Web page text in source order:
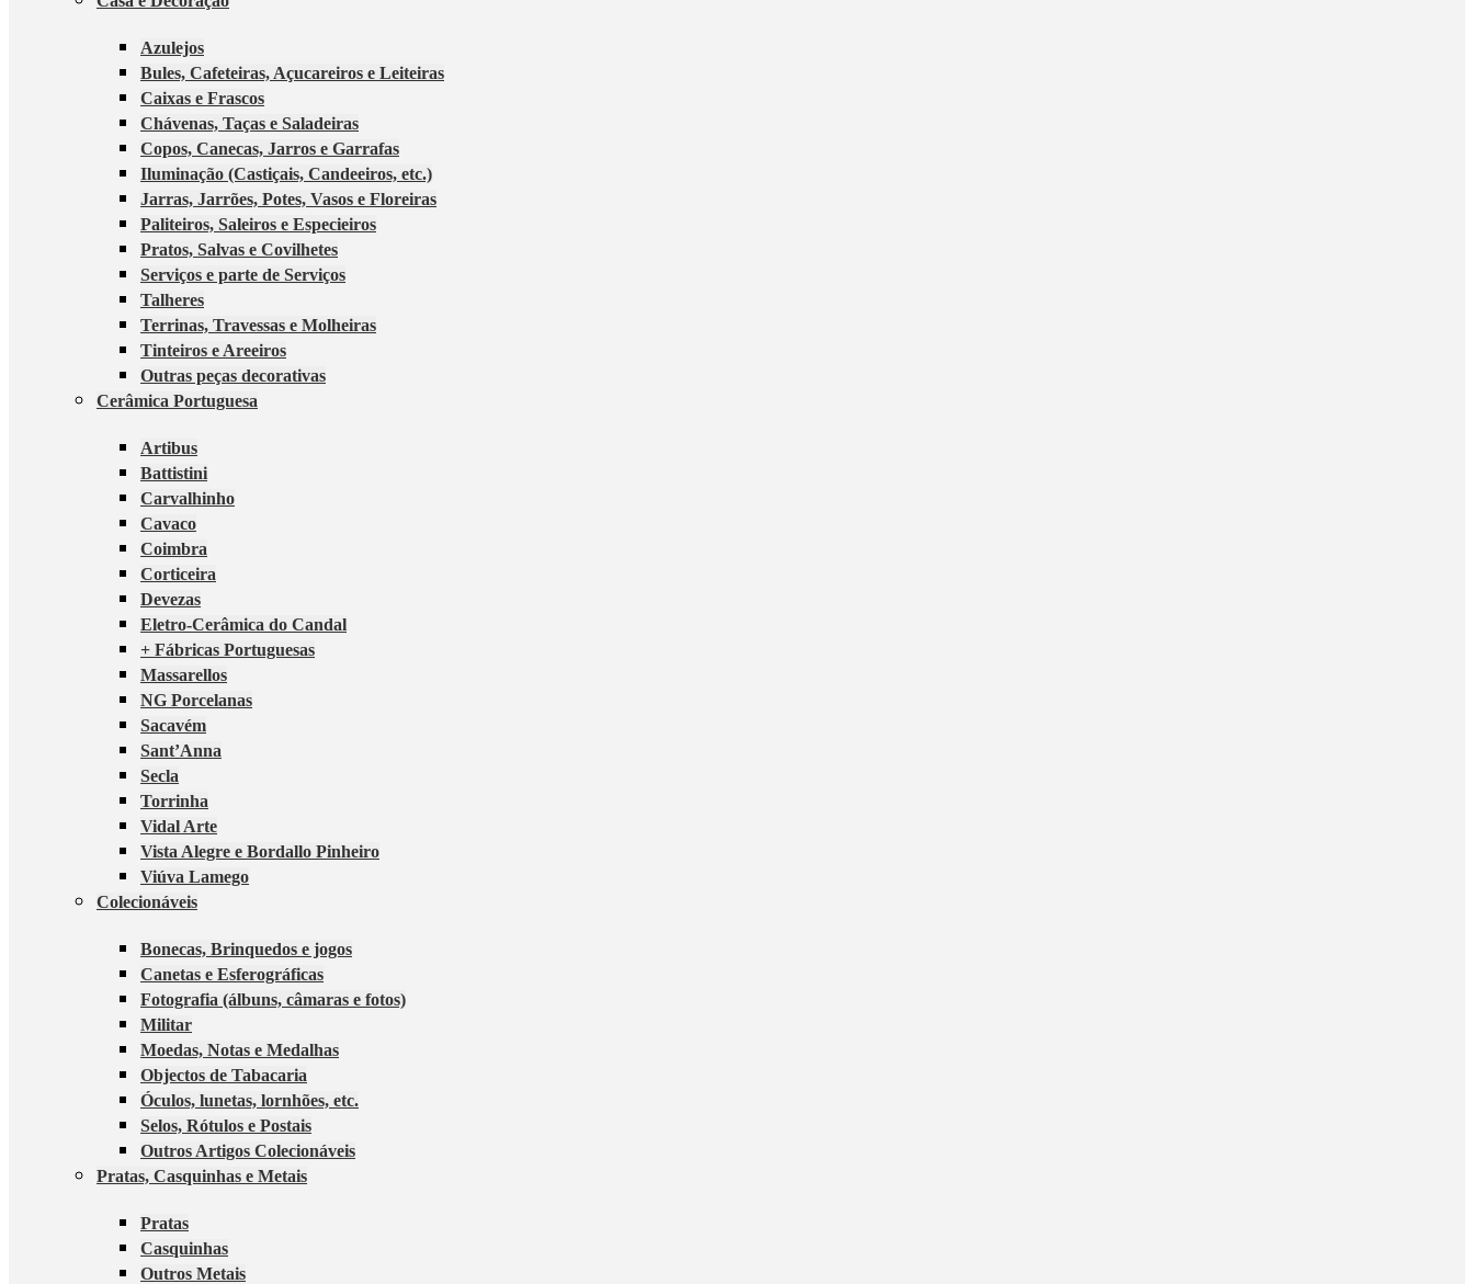
Azulejos
Bules, Cafeteiras, Açucareiros e Leiteiras
Caixas e Frascos
Chávenas, Taças e Saladeiras
Copos, Canecas, Jarros e Garrafas
Iluminação (Castiçais, Candeeiros, etc.)
Jarras, Jarrões, Potes, Vasos e Floreiras
Paliteiros, Saleiros e Especieiros
Pratos, Salvas e Covilhetes
Serviços e parte de Serviços
Talheres
Terrinas, Travessas e Molheiras
Tinteiros e Areeiros
Outras peças decorativas
Cerâmica Portuguesa
Artibus
Battistini
Carvalhinho
Cavaco
Coimbra
Corticeira
Devezas
Eletro-Cerâmica do Candal
+ Fábricas Portuguesas
Massarellos
NG Porcelanas
Sacavém
Sant’Anna
Secla
Torrinha
Vidal Arte
Vista Alegre e Bordallo Pinheiro
Viúva Lamego
Colecionáveis
Bonecas, Brinquedos e jogos
Canetas e Esferográficas
Fotografia (álbuns, câmaras e fotos)
Militar
Moedas, Notas e Medalhas
Objectos de Tabacaria
Óculos, lunetas, lornhões, etc.
Selos, Rótulos e Postais
Outros Artigos Colecionáveis
Pratas, Casquinhas e Metais
Pratas
Casquinhas
Outros Metais